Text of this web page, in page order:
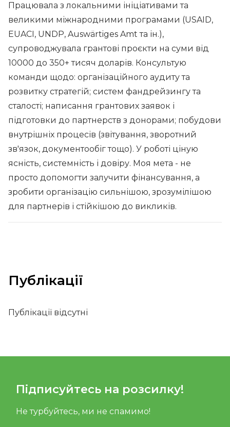
Працювала з локальними ініціативами та
великими міжнародними програмами (USAID,
EUACI, UNDP, Auswärtiges Amt та ін.),
супроводжувала грантові проєкти на суми від
10000 до 350+ тисяч доларів. Консультую
команди щодо: організаційного аудиту та
розвитку стратегій; систем фандрейзингу та
сталості; написання грантових заявок і
підготовки до партнерств з донорами; побудови
внутрішніх процесів (звітування, зворотний
зв'язок, документообіг тощо). У роботі ціную
ясність, системність і довіру. Моя мета - не
просто допомогти залучити фінансування, а
зробити організацію сильнішою, зрозумілішою
для партнерів і стійкішою до викликів.
Публікації
Публікації відсутні
Підписуйтесь на розсилку!
Не турбуйтесь, ми не спамимо!